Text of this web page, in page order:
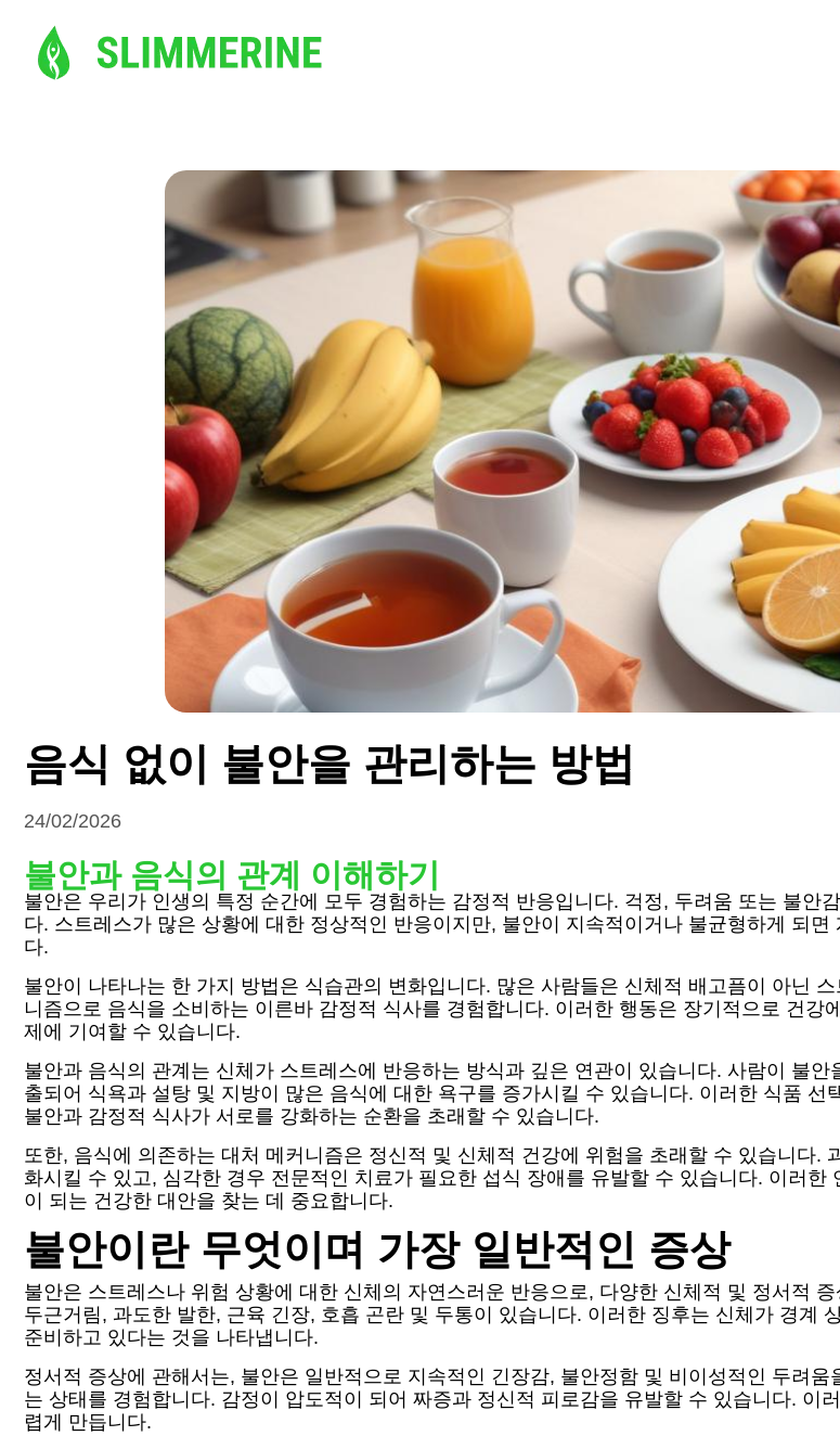
음식 없이 불안을 관리하는 방법
24/02/2026
불안과 음식의 관계 이해하기
불안은 우리가 인생의 특정 순간에 모두 경험하는 감정적 반응입니다. 걱정, 두려움 또는 불안
다. 스트레스가 많은 상황에 대한 정상적인 반응이지만, 불안이 지속적이거나 불균형하게 되
다.
불안이 나타나는 한 가지 방법은 식습관의 변화입니다. 많은 사람들은 신체적 배고픔이 아닌
니즘으로 음식을 소비하는 이른바 감정적 식사를 경험합니다. 이러한 행동은 장기적으로 건
제에 기여할 수 있습니다.
불안과 음식의 관계는 신체가 스트레스에 반응하는 방식과 깊은 연관이 있습니다. 사람이 불
출되어 식욕과 설탕 및 지방이 많은 음식에 대한 욕구를 증가시킬 수 있습니다. 이러한 식품
불안과 감정적 식사가 서로를 강화하는 순환을 초래할 수 있습니다.
또한, 음식에 의존하는 대처 메커니즘은 정신적 및 신체적 건강에 위험을 초래할 수 있습니다
화시킬 수 있고, 심각한 경우 전문적인 치료가 필요한 섭식 장애를 유발할 수 있습니다. 이러
이 되는 건강한 대안을 찾는 데 중요합니다.
불안이란 무엇이며 가장 일반적인 증상
불안은 스트레스나 위험 상황에 대한 신체의 자연스러운 반응으로, 다양한 신체적 및 정서적
두근거림, 과도한 발한, 근육 긴장, 호흡 곤란 및 두통이 있습니다. 이러한 징후는 신체가 경계
준비하고 있다는 것을 나타냅니다.
정서적 증상에 관해서는, 불안은 일반적으로 지속적인 긴장감, 불안정함 및 비이성적인 두려
는 상태를 경험합니다. 감정이 압도적이 되어 짜증과 정신적 피로감을 유발할 수 있습니다. 이
렵게 만듭니다.